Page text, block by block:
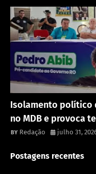
Isolamento político
no MDB e provoca
Redação julho 31,
Postagens recentes